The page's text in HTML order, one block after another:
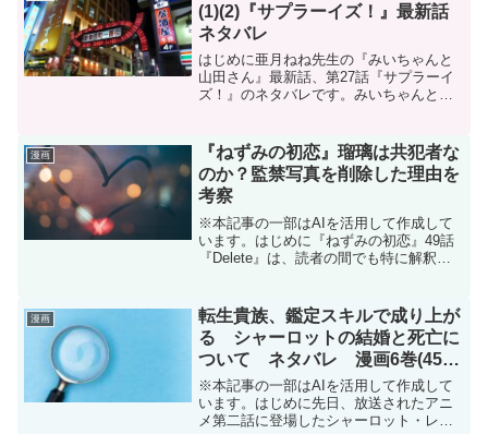
(1)(2)『サプラーイズ！』最新話
ネタバレ
はじめに亜月ねね先生の『みいちゃんと
山田さん』最新話、第27話『サプラーイ
ズ！』のネタバレです。みいちゃんと山
回更新は1月11日予定です。コミックスは
現在5巻(22...
漫画
『ねずみの初恋』瑠璃は共犯者な
のか？監禁写真を削除した理由を
考察
※本記事の一部はAIを活用して作成して
います。はじめに『ねずみの初恋』49話
『Delete』は、読者の間でも特に解釈が
しながらも、その写真を削除しました。
それ以降、瑠璃...
漫画
転生貴族、鑑定スキルで成り上が
る シャーロットの結婚と死亡に
ついて ネタバレ 漫画6巻(45話
～53話)
※本記事の一部はAIを活用して作成して
います。はじめに先日、放送されたアニ
メ第二話に登場したシャーロット・レイ